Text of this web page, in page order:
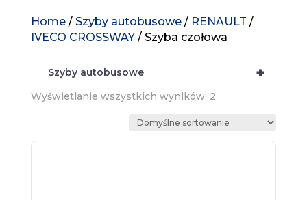
Home/ Szyby autobusowe/ RENAULT /
IVECO CROSSWAY/ Szyba czołowa
+
Szyby autobusowe
Wyświetlanie wszystkich wyników: 2